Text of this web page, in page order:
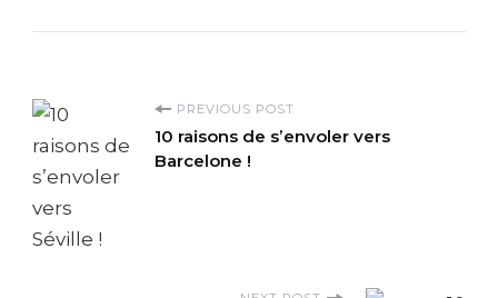
P
o
s
PREVIOUS POST
10 raisons de s’envoler vers
Barcelone !